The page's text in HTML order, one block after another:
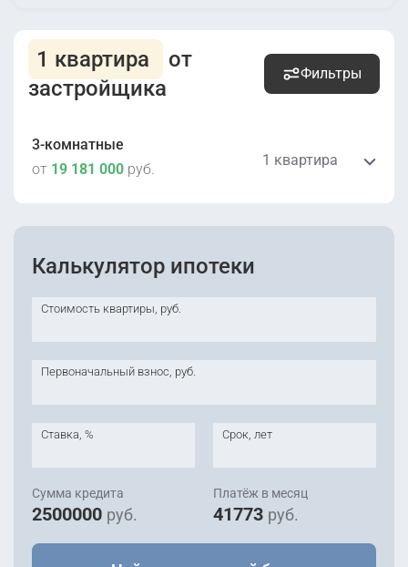
1 квартира
от
застройщика
Фильтры
3-комнатные
от 19 181 000 руб.
1 квартира
Сдана
4 корпус
Калькулятор ипотеки
Стоимость квартиры, руб.
Первоначальный взнос, руб.
Ставка, % Срок, лет
Сумма кредита
2500000 руб.
Платёж в месяц
41773 руб.